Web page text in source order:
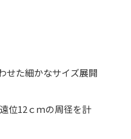
せた細かなサイズ展開
位12ｃｍの周径を計